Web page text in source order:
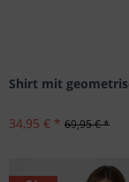
Shirt mit
34,95 € * 69,95 € *